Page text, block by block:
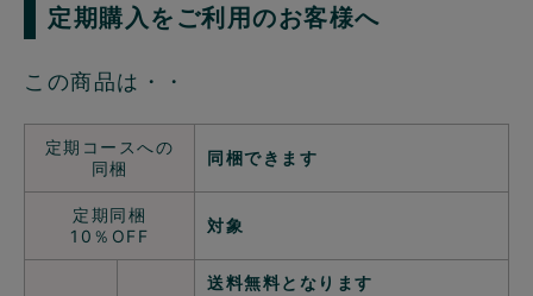
定期購入をご利用のお客様へ
この商品は・・
定期コースへの
同梱
同梱できます
定期同梱
10％OFF
対象
送料無料となります